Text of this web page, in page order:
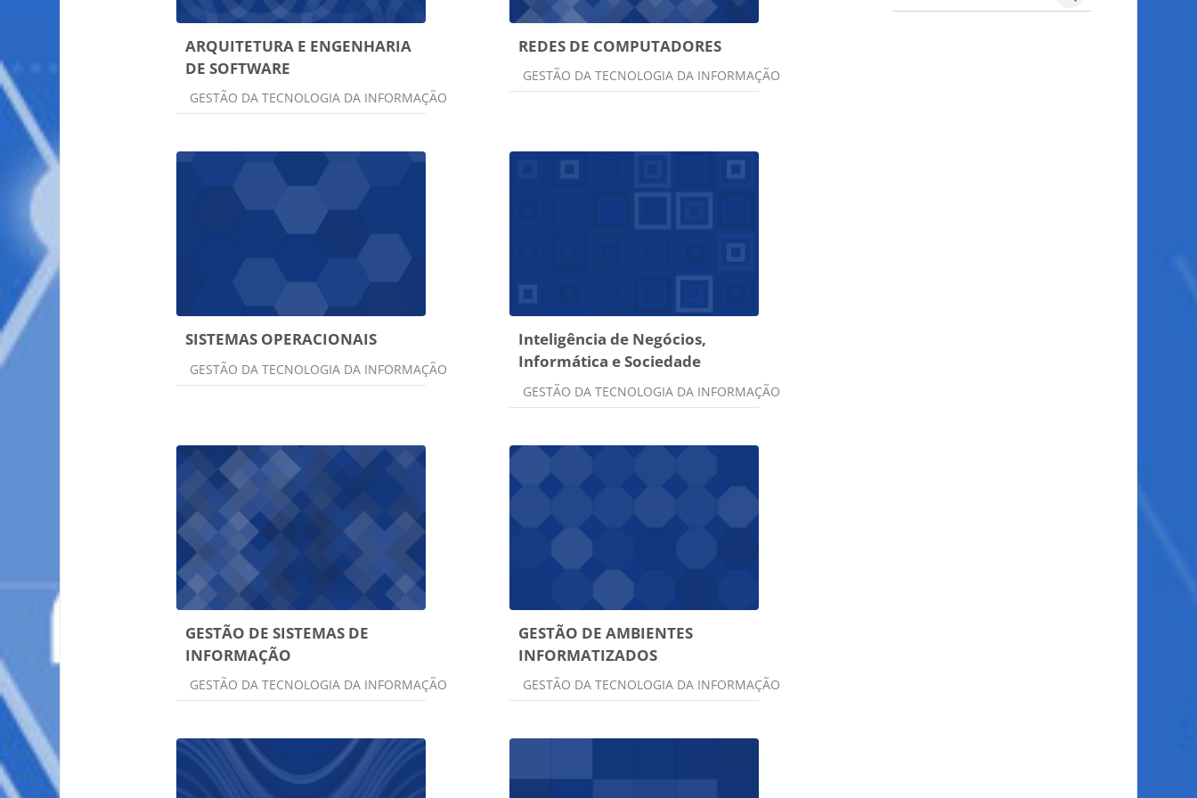
ARQUITETURA E ENGENHARIA
DE SOFTWARE
Categoria do curso
GESTÃO DA TECNOLOGIA DA INFORMAÇÃO
REDES DE COMPUTADORES
Categoria do curso
GESTÃO DA TECNOLOGIA DA INFORMAÇÃO
SISTEMAS OPERACIONAIS
Categoria do curso
GESTÃO DA TECNOLOGIA DA INFORMAÇÃO
Inteligência de Negócios,
Informática e Sociedade
Categoria do curso
GESTÃO DA TECNOLOGIA DA INFORMAÇÃO
GESTÃO DE SISTEMAS DE
INFORMAÇÃO
Categoria do curso
GESTÃO DA TECNOLOGIA DA INFORMAÇÃO
GESTÃO DE AMBIENTES
INFORMATIZADOS
Categoria do curso
GESTÃO DA TECNOLOGIA DA INFORMAÇÃO
Search courses